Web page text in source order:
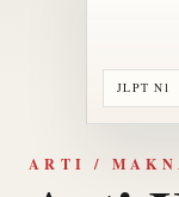
JLPT N1
ARTI /